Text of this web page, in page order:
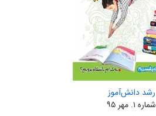
رشد دانش‌آموز
شماره ۱. مهر ۹۵